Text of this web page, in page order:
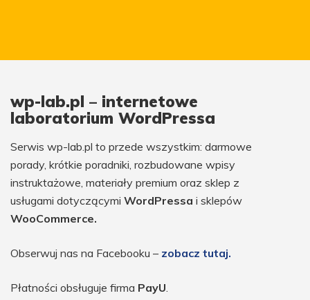
wp-lab.pl – internetowe
laboratorium WordPressa
Serwis wp-lab.pl to przede wszystkim: darmowe
porady, krótkie poradniki, rozbudowane wpisy
instruktażowe, materiały premium oraz sklep z
usługami dotyczącymi WordPressa i sklepów
WooCommerce.
Obserwuj nas na Facebooku – zobacz tutaj.
Płatności obsługuje firma PayU